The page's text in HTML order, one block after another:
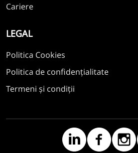
Cariere
LEGAL
Politica Cookies
Politica de confidențialitate
Termeni și condiții